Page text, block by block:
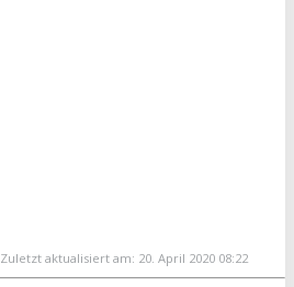
Zuletzt aktualisiert am: 20. April 2020 08:22